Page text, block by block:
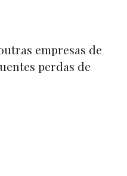
empresas de
perdas de